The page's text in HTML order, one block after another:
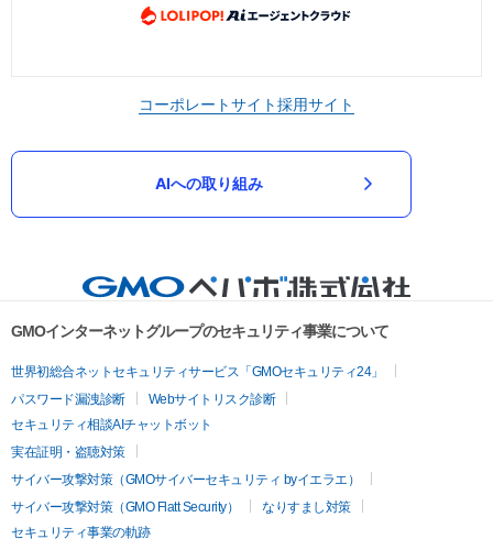
コーポレートサイト採用サイト
AIへの取り組み
GMOインターネットグループのセキュリティ事業について
世界初総合ネットセキュリティサービス「GMOセキュリティ24」
パスワード漏洩診断
Webサイトリスク診断
セキュリティ相談AIチャットボット
実在証明・盗聴対策
サイバー攻撃対策（GMOサイバーセキュリティ byイエラエ）
サイバー攻撃対策（GMO Flatt Security）
なりすまし対策
セキュリティ事業の軌跡